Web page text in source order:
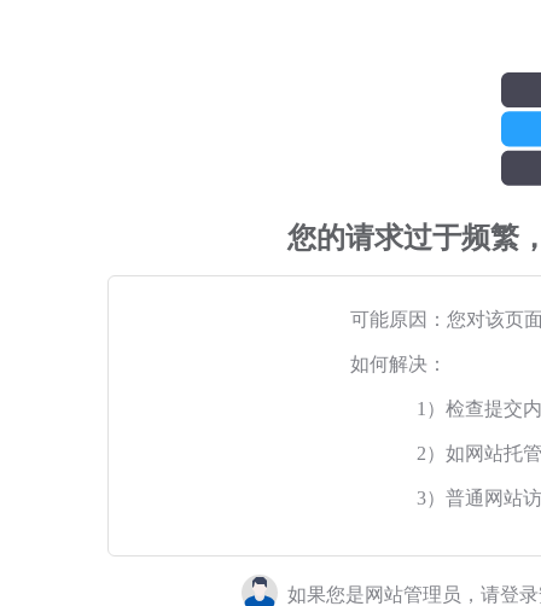
您的请求过于频繁
可能原因：您对该页
如何解决：
1）检查提交
2）如网站托
3）普通网站
如果您是网站管理员，请登